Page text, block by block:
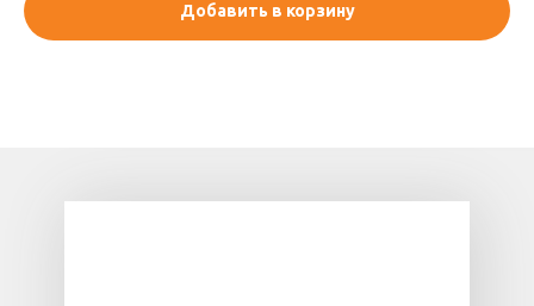
Добавить в корзину